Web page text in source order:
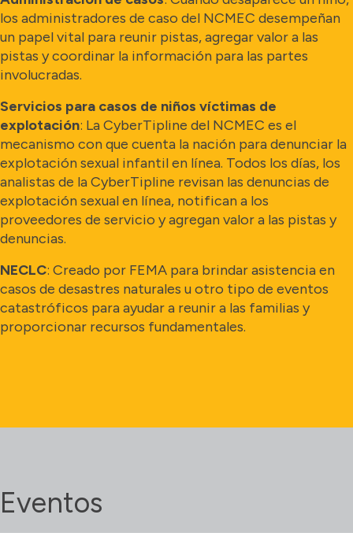
los administradores de caso del NCMEC desempeñan
un papel vital para reunir pistas, agregar valor a las
pistas y coordinar la información para las partes
involucradas.
Servicios para casos de niños víctimas de
explotación: La CyberTipline del NCMEC es el
mecanismo con que cuenta la nación para denunciar la
explotación sexual infantil en línea. Todos los días, los
analistas de la CyberTipline revisan las denuncias de
explotación sexual en línea, notifican a los
proveedores de servicio y agregan valor a las pistas y
denuncias.
NECLC: Creado por FEMA para brindar asistencia en
casos de desastres naturales u otro tipo de eventos
catastróficos para ayudar a reunir a las familias y
proporcionar recursos fundamentales.
Eventos